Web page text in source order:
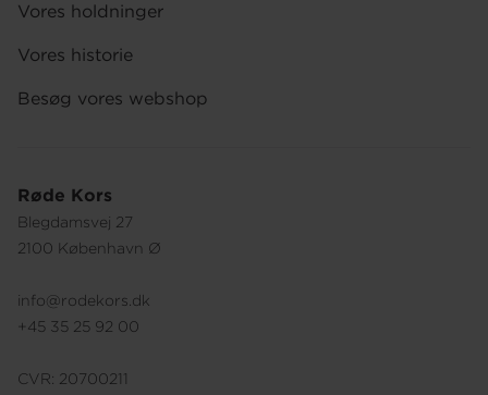
Røde Kors
Blegdamsvej 27
2100 København Ø
info@rodekors.dk
+45 35 25 92 00
CVR: 20700211
Vores holdninger
Vores historie
Besøg vores webshop